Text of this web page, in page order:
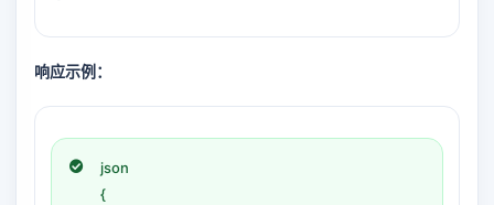
响应示例：
json
{